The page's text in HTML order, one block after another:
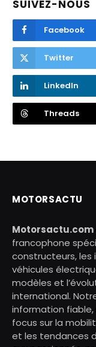
SUIVEZ-NOUS
Facebook
Twitter
LinkedIn
Threads
MOTORSACTU
Motorsactu.com
francophone
constructeurs, les
véhicules
modèles et
international.
information
focus sur la
et les tendances